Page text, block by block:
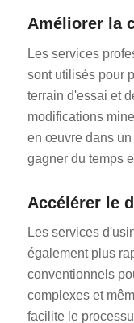
Améliorer la
Les services
sont utilisés pour
terrain d'essai et
modifications
en œuvre dans un
gagner du temps
Accélérer le
Les services
également plus
conventionnels
complexes et
facilite le